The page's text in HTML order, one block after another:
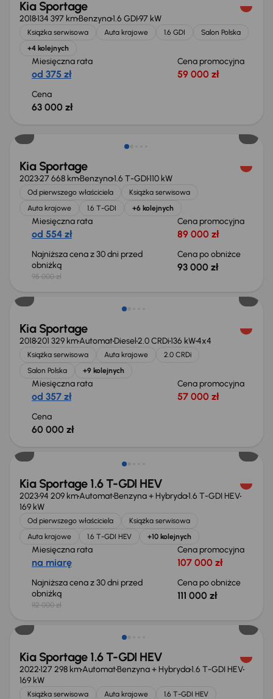
Kia Sportage
2018134 397 kmBenzyna1.6 GDI97 kW
Książka serwisowa Auta krajowe 1.6 GDI
Salon Polska
+4 kolejnych
Miesięczna rata
od 375 zł
Cena promocyjna
59 000 zł
Cena
63 000 zł
Kia Sportage
202327 668 kmBenzyna1.6 T-GDI110 kW
Od pierwszego właściciela
Książka serwisowa
Auta krajowe
1.6 T-GDI +6 kolejnych
Miesięczna rata
od 554 zł
Cena promocyjna
89 000 zł
Najniższa cena z 30 dni przed
obniżką
95 000 zł
Cena po obniżce
93 000 zł
Kia Sportage
2018201 329 kmAutomatDiesel2.0 CRDi136 kW4x4
Książka serwisowa Auta krajowe
2.0 CRDi
Salon Polska
+9 kolejnych
Miesięczna rata
od 357 zł
Cena promocyjna
57 000 zł
Cena
60 000 zł
Taniej o 1 000 zł
Kia Sportage 1.6 T-GDI HEV
202394 209 kmAutomatBenzyna + Hybryda1.6 T-GDI HEV
169 kW
Od pierwszego właściciela
Książka serwisowa
Auta krajowe
1.6 T-GDI HEV +10 kolejnych
Miesięczna rata
na miarę
Cena promocyjna
107 000 zł
Najniższa cena z 30 dni przed
obniżką
112 000 zł
Cena po obniżce
111 000 zł
Taniej o 2 000 zł
Kia Sportage 1.6 T-GDI HEV
2022127 298 kmAutomatBenzyna + Hybryda1.6 T-GDI HEV
169 kW
Książka serwisowa Auta krajowe
1.6 T-GDI HEV